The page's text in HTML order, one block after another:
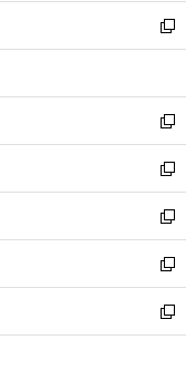
く
で
開
ド
ウ
開
く
ウ
ィ
ン
ウ
で
開
く
し
い
ウ
ン
ド
ウ
で
開
く
新
し
ウ
ィ
ン
ド
ウ
で
開
く
新
し
い
ウ
ィ
ン
ド
ウ
で
開
新
し
い
ウ
ィ
ン
ド
ウ
新
し
い
ウ
ィ
ン
新
し
い
ウ
新
し